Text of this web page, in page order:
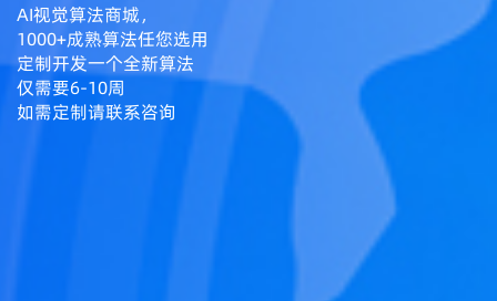
AI视觉算法商城，
1000+成熟算法任您选用
定制开发一个全新算法
仅需要6-10周
如需定制请联系咨询